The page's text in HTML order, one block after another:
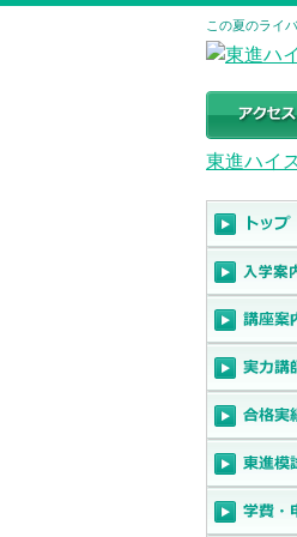
この夏のライ
東進ハイ